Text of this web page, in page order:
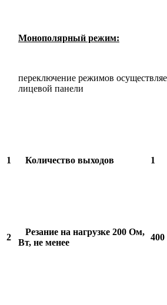
Монополярный режим:
переключение режимов
лицевой панели
1 Количество выходов 1
2
Резание на нагрузке 200 Ом,
Вт, не менее
400